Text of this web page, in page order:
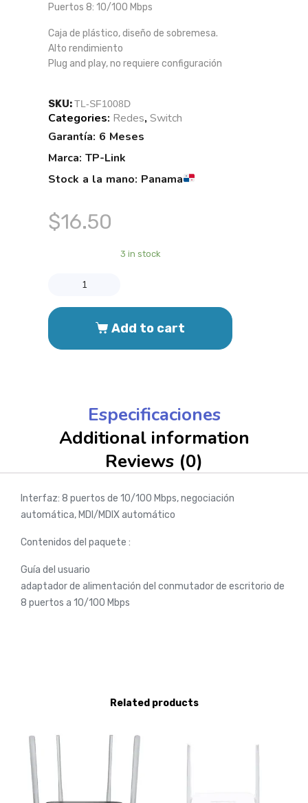
Puertos 8: 10/100 Mbps
Caja de plástico, diseño de sobremesa.
Alto rendimiento
Plug and play, no requiere configuración
SKU:TL-SF1008D
Categories: Redes, Switch
Garantía: 6 Meses
Marca: TP-Link
Stock a la mano: Panama
$16.50
3 in stock
Add to cart
Especificaciones
Additional information
Reviews (0)
Interfaz: 8 puertos de 10/100 Mbps, negociación
automática, MDI/MDIX automático
Contenidos del paquete :
Guía del usuario
adaptador de alimentación del conmutador de escritorio de
8 puertos a 10/100 Mbps
Related products